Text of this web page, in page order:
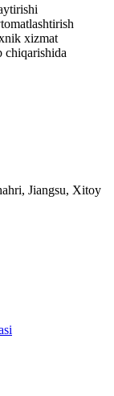
xizmat
chiqarishida
Jiangsu, Xitoy